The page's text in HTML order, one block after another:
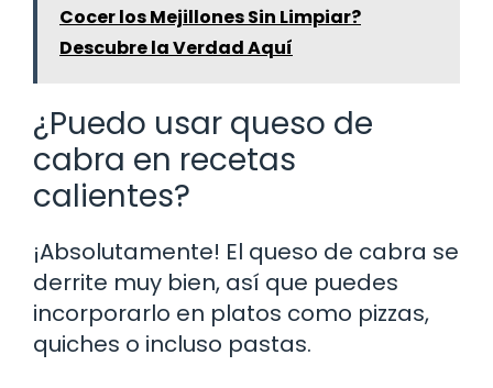
Cocer los Mejillones Sin Limpiar?
Descubre la Verdad Aquí
¿Puedo usar queso de
cabra en recetas
calientes?
¡Absolutamente! El queso de cabra se
derrite muy bien, así que puedes
incorporarlo en platos como pizzas,
quiches o incluso pastas.